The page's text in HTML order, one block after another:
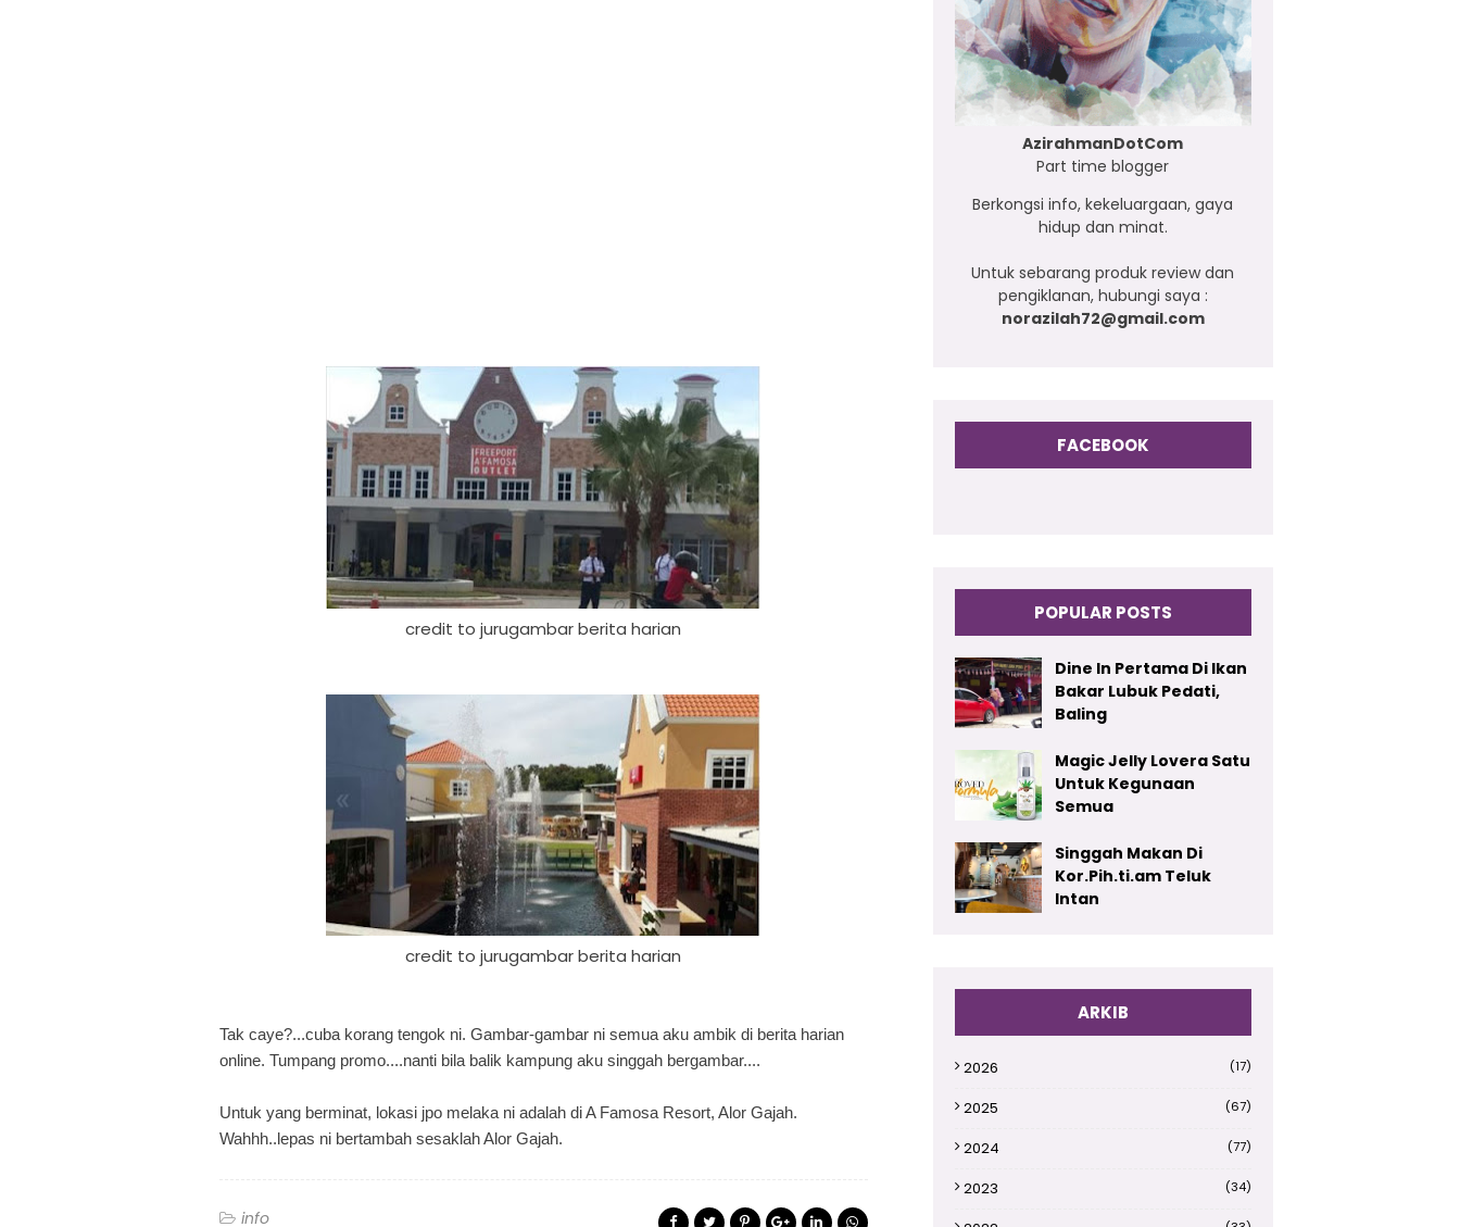
credit to jurugambar berita harian
credit to jurugambar berita harian
Tak caye?...cuba korang tengok ni. Gambar-gambar ni semua aku ambik di berita harian
online. Tumpang promo....nanti bila balik kampung aku singgah bergambar....
Untuk yang berminat, lokasi jpo melaka ni adalah di A Famosa Resort, Alor Gajah.
Wahhh..lepas ni bertambah sesaklah Alor Gajah.
info
AzirahmanDotCom
Part time blogger
Berkongsi info, kekeluargaan, gaya
hidup dan minat.
Untuk sebarang produk review dan
pengiklanan, hubungi saya :
norazilah72@gmail.com
FACEBOOK
POPULAR POSTS
Dine In Pertama Di Ikan
Bakar Lubuk Pedati,
Baling
Magic Jelly Lovera Satu
Untuk Kegunaan
Semua
Singgah Makan Di
Kor.Pih.ti.am Teluk
Intan
ARKIB
2026 (17)
2025 (67)
2024 (77)
2023 (34)